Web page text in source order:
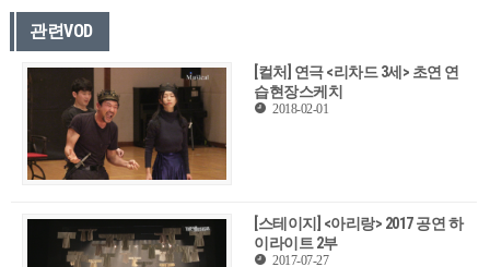
관련VOD
[컬처] 연극 <리차드 3세> 초연 연
습현장스케치
2018-02-01
[스테이지] <아리랑> 2017 공연 하
이라이트 2부
2017-07-27